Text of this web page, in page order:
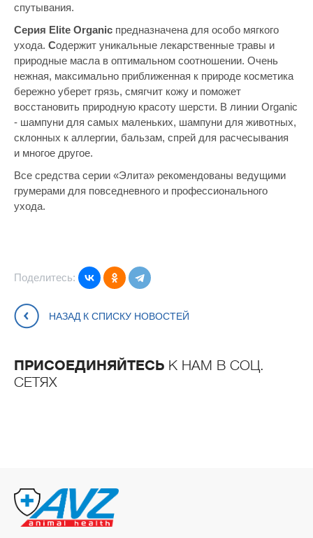
спутывания.
Серия Elite Organic предназначена для особо мягкого
ухода. Содержит уникальные лекарственные травы и
природные масла в оптимальном соотношении. Очень
нежная, максимально приближенная к природе косметика
бережно уберет грязь, смягчит кожу и поможет
восстановить природную красоту шерсти. В линии Organic
- шампуни для самых маленьких, шампуни для животных,
склонных к аллергии, бальзам, спрей для расчесывания
и многое другое.
Все средства серии «Элита» рекомендованы ведущими
грумерами для повседневного и про­фессионального
ухода.
Поделитесь:
НАЗАД К СПИСКУ НОВОСТЕЙ
ПРИСОЕДИНЯЙТЕСЬ К НАМ В СОЦ.
СЕТЯХ